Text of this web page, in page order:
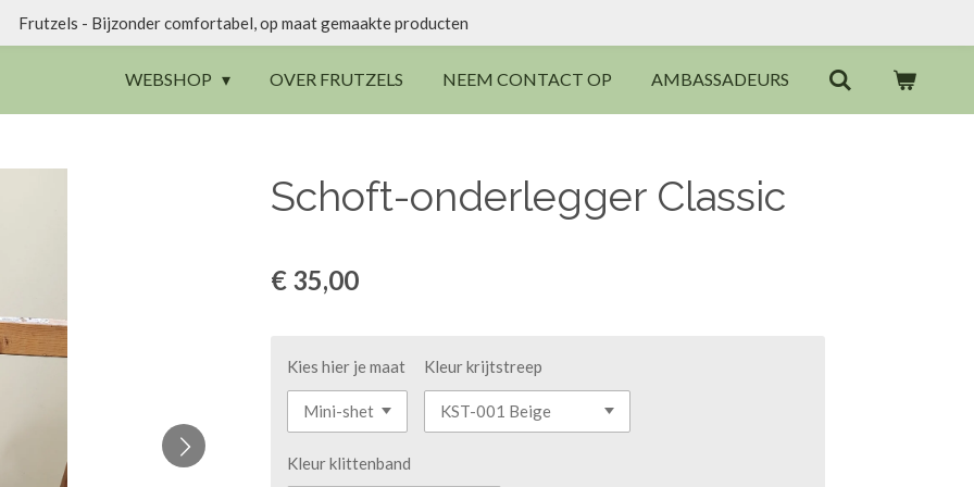
Frutzels - Bijzonder comfortabel, op maat gemaakte producten
WEBSHOP OVER FRUTZELS NEEM CONTACT OP AMBASSADEURS
Schoft-onderlegger Classic
€ 35,00
Kies hier je maat Kleur krijtstreep
Kleur klittenband